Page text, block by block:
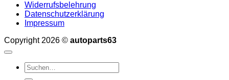
Widerrufsbelehrung
Datenschutzerklärung
Impressum
Copyright 2026 © autoparts63
Suchen
nach: